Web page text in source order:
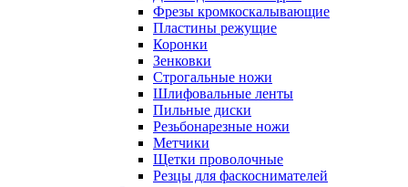
Фрезы кромкоскалывающие
Пластины режущие
Коронки
Зенковки
Строгальные ножи
Шлифовальные ленты
Пильные диски
Резьбонарезные ножи
Метчики
Щетки проволочные
Резцы для фаскоснимателей